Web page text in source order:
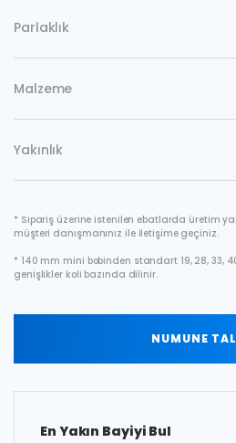
Parlaklık
Malzeme
Yakınlık
* Sipariş üzerine istenilen ebatlarda üretim
müşteri danışmanınız ile iletişime geçiniz.
* 140 mm mini bobinden standart 19, 28, 33,
genişlikler koli bazında dilinir.
NUMUNE
En Yakın Bayiyi Bul